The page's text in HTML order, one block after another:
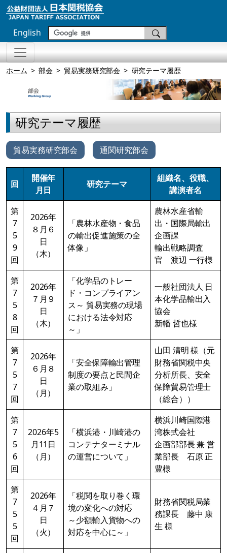
English
ホーム 部会 貿易実務研究部会 研究テーマ履歴
研究テーマ履歴
貿易実務研究部会 通関研究部会
回
開催年
月日
研究テーマ
組織名、役職、
講演者名
第
7
5
9
回
2026年
８月６
日
（木）
「農林水産物・食品
の輸出促進施策の全
体像」
農林水産省輸
出・国際局輸出
企画課
輸出戦略調査
官 渡辺 一行様
第
7
5
8
回
2026年
７月９
日
（木）
「化学品のトレー
ド・コンプライアン
ス～ 貿易実務の現場
における法令対応
～」
一般社団法人 日
本化学品輸出入
協会
新幡 哲也様
第
7
5
7
回
2026年
６月８
日
（月）
「安全保障輸出管理
制度の要点と民間企
業の取組み」
山田 清明 様（元
財務省関税中央
分析所長、安全
保障貿易管理士
（総合））
第
7
5
6
回
2026年5
月11日
（月）
「横浜港・川崎港の
コンテナターミナル
の運営について」
横浜川崎国際港
湾株式会社
企画部部長 兼 営
業部長 石原 正
豊様
第
7
5
5
回
2026年
４月７
日
（火）
「税関を取り巻く環
境の変化への対応
～少額輸入貨物への
対応を中心に～」
財務省関税局業
務課長 藤中 康
生 様